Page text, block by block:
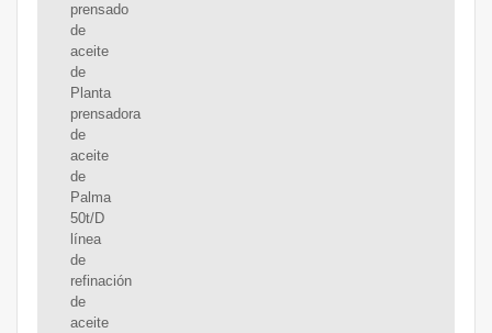
prensado
de
aceite
de
Planta
prensadora
de
aceite
de
Palma
50t/D
línea
de
refinación
de
aceite